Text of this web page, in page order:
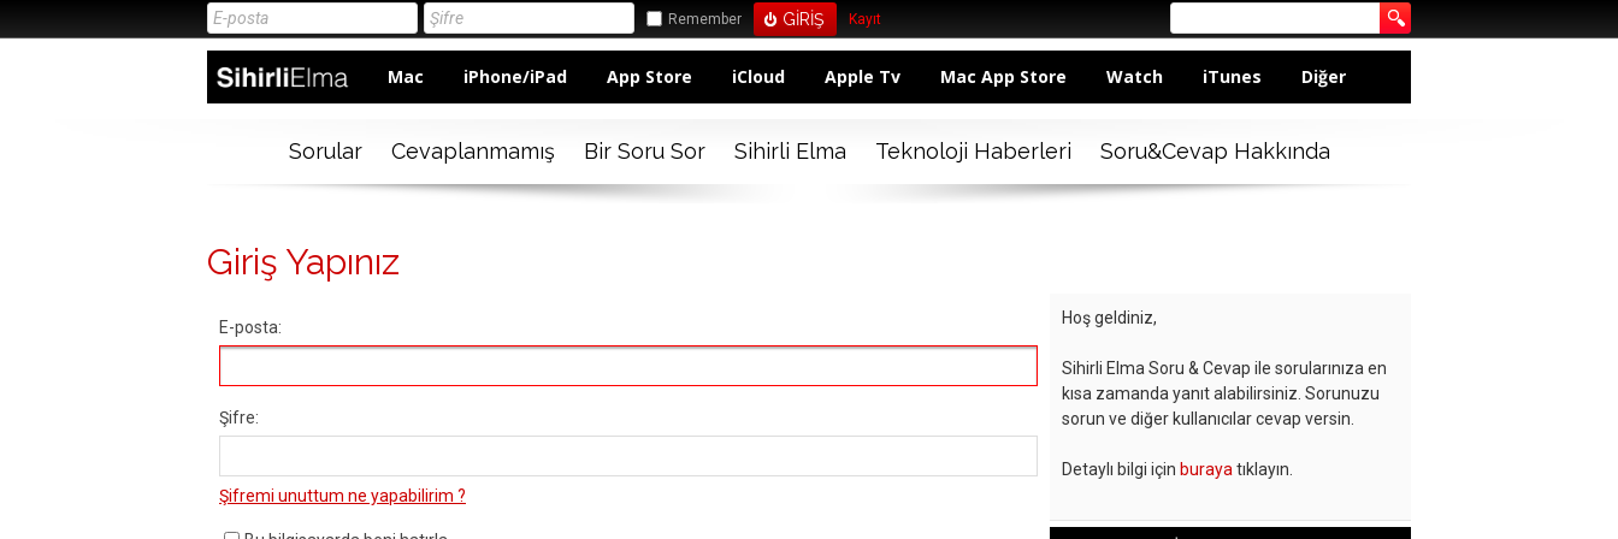
Remember Kayıt
Mac iPhone/iPad App Store iCloud Apple Tv Mac App Store Watch iTunes Diğer
Sorular Cevaplanmamış Bir Soru Sor Sihirli Elma Teknoloji Haberleri Soru&Cevap Hakkında
Giriş Yapınız
E-posta:
Şifre:
Şifremi unuttum ne yapabilirim ?
Hoş geldiniz,
Sihirli Elma Soru & Cevap ile sorularınıza en
kısa zamanda yanıt alabilirsiniz. Sorunuzu
sorun ve diğer kullanıcılar cevap versin.
Detaylı bilgi için buraya tıklayın.